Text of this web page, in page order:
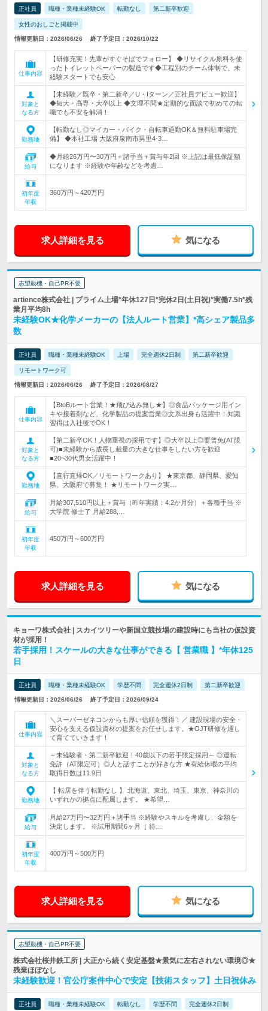
正社員 職種・業種未経験OK 転勤なし 第二新卒歓迎
女性のおしごと掲載中
情報更新日：2026/06/26 終了予定日：2026/10/22
仕事内容
【研修充実！先輩がすぐそばでフォロー】 ◆リサイクル原料を使
ったトイレットペーパーの製造です◆工程別のチーム体制で、未
経験スタートでも安心
対象と
なる方
【未経験／既卒・第二新卒／U・Iターン／正社員デビュー歓迎】
◆短大・高専・大卒以上 ◆文理不問★定期的な面談で初めての転
職でも不安を解消！
勤務地
【転勤なし◎マイカー・バイク・自転車通勤OK＆無料駐車場完
備】 ◆本社工場 大阪府泉南市男里4-3…
給与
◆月給26万円〜30万円＋諸手当＋賞与年2回 ※上記は最低保証額
になります ※経験や年齢などを考慮…
初年度
年収
360万円～420万円
求人詳細を見る 気になる
志望動機・自己PR不要
artience株式会社 | プライム上場*年休127日*完休2日(土日祝)*実働7.5h*残
業月平均8h
未経験OK★化学メーカーの【法人ルート営業】*高シェア製品多
数
正社員 職種・業種未経験OK 上場 完全週休2日制 第二新卒歓迎
リモートワーク可
情報更新日：2026/06/26 終了予定日：2026/08/27
仕事内容
【BtoBルート営業！★飛び込み無し★】◎食品パッケージ用イン
キや接着剤など、化学製品の提案営業◎文系出身も活躍中！知識
習得は入社後でOK！
対象と
なる方
【第二新卒OK！人物重視の採用です】◎大卒以上◎要普免(AT限
可)■未経験から成長し裁量の大きな仕事をしたい方を歓迎
■20~30代男女活躍中！
勤務地
【直行直帰OK／リモートワークあり】 ★東京都、静岡県、愛知
県、大阪府で募集！ ★リモートワーク実…
給与
月給307,510円以上＋賞与（昨年実績：4.2か月分）＋各種手当 ※
大学院 修士了 月給288,…
初年度
年収
450万円～600万円
求人詳細を見る 気になる
キョーワ株式会社 | スカイツリーや新国立競技場の建設時にも当社の仮設資
材が採用！
若手採用！スケールの大きな仕事ができる【 営業職 】*年休125
日
正社員 職種・業種未経験OK 学歴不問 完全週休2日制 第二新卒歓迎
情報更新日：2026/06/26 終了予定日：2026/09/24
仕事内容
＼スーパーゼネコンからも厚い信頼を獲得！／ 建設現場の安全・
安心を支える仮設資材の提案をお任せします。★OJT研修を通し
て育てていきます！
対象と
なる方
～未経験者・第二新卒歓迎！40歳以下の若手限定採用～ ◎運転
免許（AT限定可）◎人と話すことが好きな方 ★有給休暇の平均
取得日数は11.9日
勤務地
【 転居を伴う転勤なし 】 北海道、東北、埼玉、東京、神奈川の
いずれかの拠点に配属します。 ★希望…
給与
月給27万円〜32万円＋諸手当 ※経験やスキルを考慮し、金額を
決定します。 ※試用期間6ヶ月（ 待…
初年度
年収
400万円～500万円
求人詳細を見る 気になる
志望動機・自己PR不要
株式会社桜井鉄工所 | 大正から続く安定基盤★景気に左右されない環境◎★
残業ほぼなし
未経験歓迎！官公庁案件中心で安定【技術スタッフ】土日祝休み
正社員 職種・業種未経験OK 転勤なし 学歴不問 完全週休2日制